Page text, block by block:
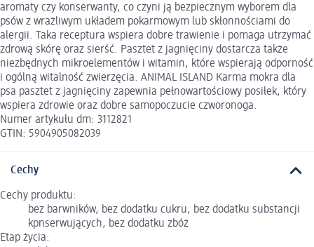
aromaty czy konserwanty, co czyni ją bezpiecznym wyborem dla
psów z wrażliwym układem pokarmowym lub skłonnościami do
alergii. Taka receptura wspiera dobre trawienie i pomaga utrzymać
zdrową skórę oraz sierść. Pasztet z jagnięciny dostarcza także
niezbędnych mikroelementów i witamin, które wspierają odporność
i ogólną witalność zwierzęcia. ANIMAL ISLAND Karma mokra dla
psa pasztet z jagnięciny zapewnia pełnowartościowy posiłek, który
wspiera zdrowie oraz dobre samopoczucie czworonoga.
Numer artykułu dm: 3112821
GTIN: 5904905082039
Cechy
Cechy produktu:
bez barwników, bez dodatku cukru, bez dodatku substancji
kpnserwujących, bez dodatku zbóż
Etap życia: